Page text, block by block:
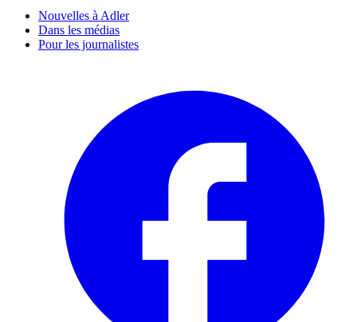
Nouvelles à Adler
Dans les médias
Pour les journalistes